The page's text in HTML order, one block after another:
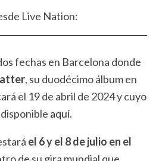
Live Nation:
fechas en Barcelona donde
, su duodécimo álbum en
el 19 de abril de 2024 y cuyo
aquí.
el 6 y el 8 de julio en el